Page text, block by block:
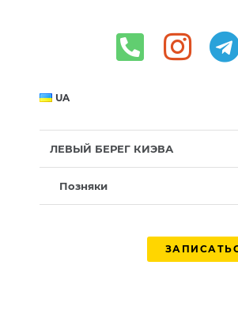
UA
ЛЕВЫЙ БЕРЕГ КИЭВА
Позняки